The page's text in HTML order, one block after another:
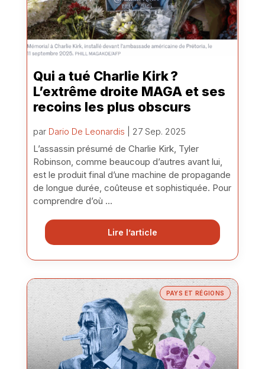
Qui a tué Charlie Kirk ?
L’extrême droite MAGA et ses
recoins les plus obscurs
par Dario De Leonardis | 27 Sep. 2025
L’assassin présumé de Charlie Kirk, Tyler
Robinson, comme beaucoup d’autres avant lui,
est le produit final d’une machine de propagande
de longue durée, coûteuse et sophistiquée. Pour
comprendre d’où ...
Lire l’article
PAYS ET RÉGIONS